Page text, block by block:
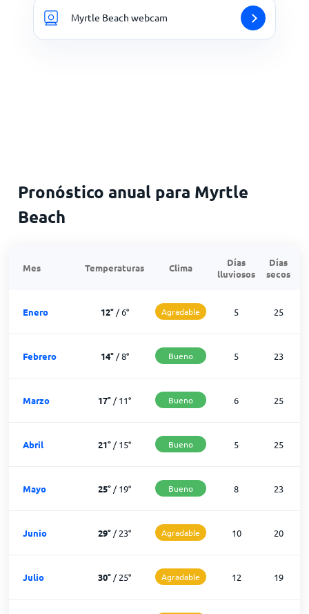
Myrtle Beach webcam
Pronóstico anual para Myrtle
Beach
Mes Temperaturas Clima
Días
lluviosos
Días
secos
Enero 12°/6° Agradable 5 25
Febrero 14°/8° Bueno 5 23
Marzo 17° /11° Bueno 6 25
Abril 21° /15° Bueno 5 25
Mayo 25° /19° Bueno 8 23
Junio 29° /23° Agradable 10 20
Julio 30° /25° Agradable 12 19